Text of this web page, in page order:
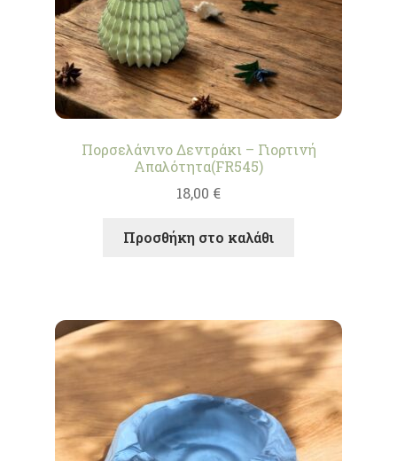
Πορσελάνινο Δεντράκι – Γιορτινή
Απαλότητα(FR545)
18,00 €
Προσθήκη στο καλάθι